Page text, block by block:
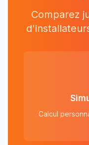
Comparez
Calcul